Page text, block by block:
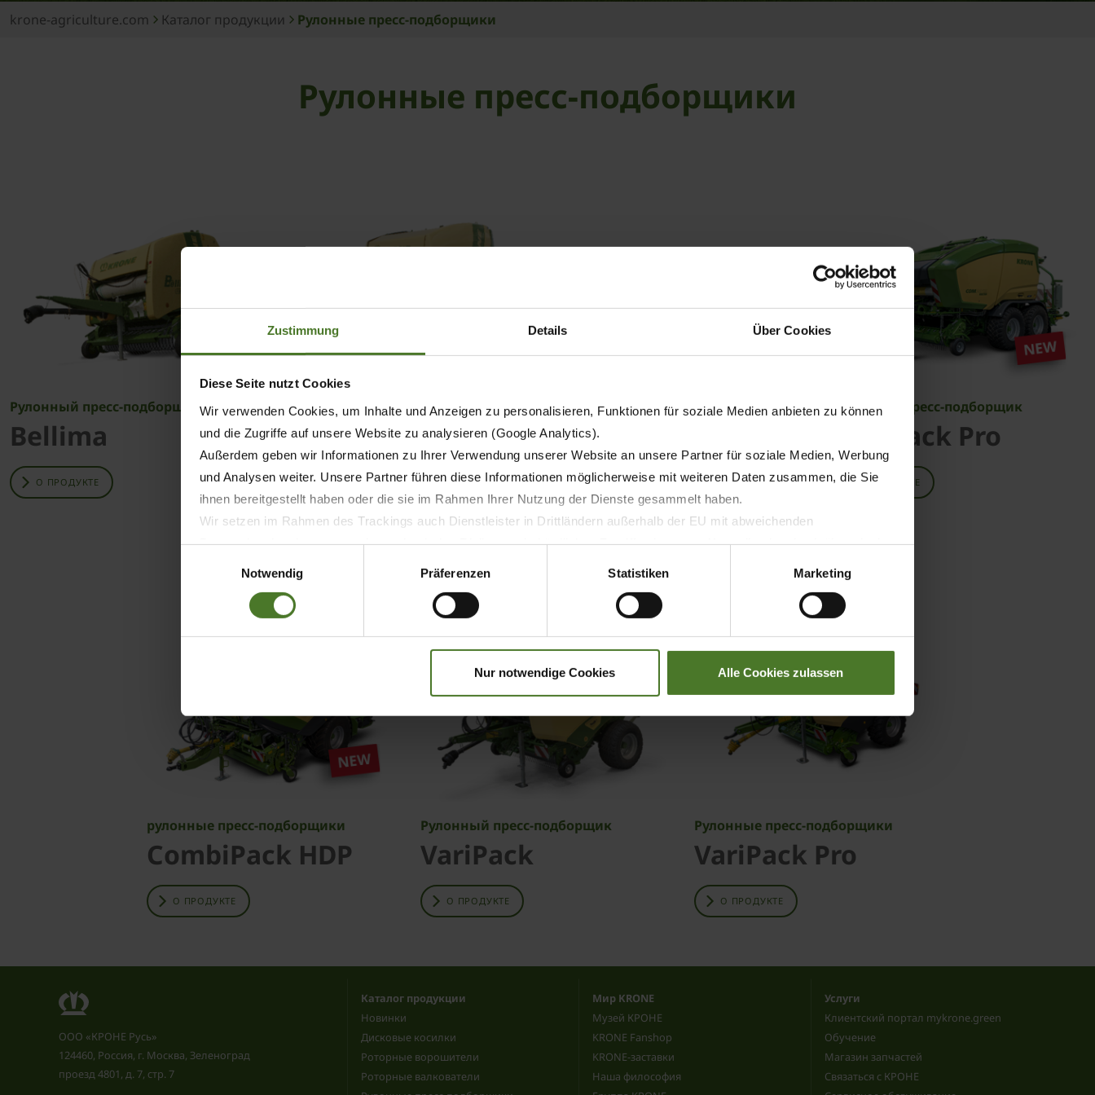
Zustimmung Details Über Cookies
Diese Seite nutzt Cookies
Wir verwenden Cookies, um Inhalte und Anzeigen zu personalisieren, Funktionen für soziale Medien anbieten zu können
und die Zugriffe auf unsere Website zu analysieren (Google Analytics).
Außerdem geben wir Informationen zu Ihrer Verwendung unserer Website an unsere Partner für soziale Medien, Werbung
und Analysen weiter. Unsere Partner führen diese Informationen möglicherweise mit weiteren Daten zusammen, die Sie
ihnen bereitgestellt haben oder die sie im Rahmen Ihrer Nutzung der Dienste gesammelt haben.
Wir setzen im Rahmen des Trackings auch Dienstleister in Drittländern außerhalb der EU mit abweichenden
Datenschutzbestimmungen ein, wodurch das Risiko von behördlichen Zugriffen bzw. von Kontrollverlust bzgl. übermittelter
Impressum
Notwendig
Präferenzen Statistiken Marketing
Nur notwendige Cookies Alle Cookies zulassen
krone-agriculture.com Каталог продукции Рулонные пресс-подборщики
Рулонные пресс-подборщики
Рулонный пресс-подборщик
Bellima
О ПРОДУКТЕ
Рулонный пресс-подборщик
Fortima
О ПРОДУКТЕ
Рулонный пресс-подборщик
Comprima
О ПРОДУКТЕ
Рулонный пресс-подборщик
ComPack Pro
О ПРОДУКТЕ
рулонные пресс-подборщики
CombiPack HDP
О ПРОДУКТЕ
Рулонный пресс-подборщик
VariPack
О ПРОДУКТЕ
Рулонные пресс-подборщики
VariPack Pro
О ПРОДУКТЕ
ООО «КРОНЕ Русь»
124460, Россия, г. Москва, Зеленоград
проезд 4801, д. 7, стр. 7
Каталог продукции
Новинки
Дисковые косилки
Роторные ворошители
Роторные валкователи
Мир KRONE
Музей КРОНЕ
KRONE Fanshop
KRONE-заставки
Наша философия
Услуги
Клиентский портал mykrone.green
Обучение
Магазин запчастей
Связаться с КРОНЕ